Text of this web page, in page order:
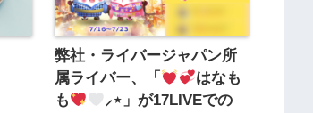
弊社・ライバージャパン所
属ライバー、「
はなも
も
⸝⋆」が17LIVEでの